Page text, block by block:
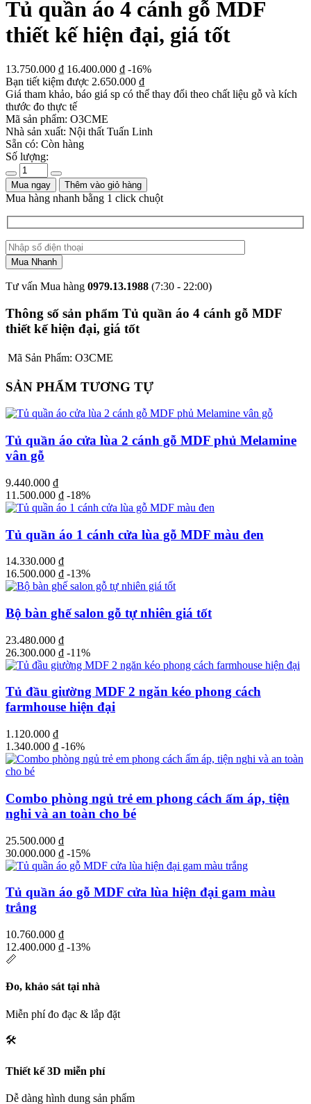
Tủ quần áo 4 cánh gỗ MDF
thiết kế hiện đại, giá tốt
13.750.000 ₫ 16.400.000 ₫ -16%
Bạn tiết kiệm được 2.650.000 ₫
Giá tham khảo, báo giá sp có thể thay đổi theo chất liệu gỗ và kích
thước đo thực tế
Mã sản phẩm: O3CME
Nhà sản xuất: Nội thất Tuấn Linh
Sẵn có: Còn hàng
Số lượng:
Mua ngay Thêm vào giỏ hàng
Mua hàng nhanh bằng 1 click chuột
Tư vấn Mua hàng 0979.13.1988 (7:30 - 22:00)
Thông số sản phẩm Tủ quần áo 4 cánh gỗ MDF
thiết kế hiện đại, giá tốt
Mã Sản Phẩm: O3CME
SẢN PHẨM TƯƠNG TỰ
Tủ quần áo cửa lùa 2 cánh gỗ MDF phủ Melamine
vân gỗ
9.440.000 ₫
11.500.000 ₫ -18%
Tủ quần áo 1 cánh cửa lùa gỗ MDF màu đen
14.330.000 ₫
16.500.000 ₫ -13%
Bộ bàn ghế salon gỗ tự nhiên giá tốt
23.480.000 ₫
26.300.000 ₫ -11%
Tủ đầu giường MDF 2 ngăn kéo phong cách
farmhouse hiện đại
1.120.000 ₫
1.340.000 ₫ -16%
Combo phòng ngủ trẻ em phong cách ấm áp, tiện
nghi và an toàn cho bé
25.500.000 ₫
30.000.000 ₫ -15%
Tủ quần áo gỗ MDF cửa lùa hiện đại gam màu
trắng
10.760.000 ₫
12.400.000 ₫ -13%
📏
Đo, khảo sát tại nhà
Miễn phí đo đạc & lắp đặt
🛠️
Thiết kế 3D miễn phí
Dễ dàng hình dung sản phẩm